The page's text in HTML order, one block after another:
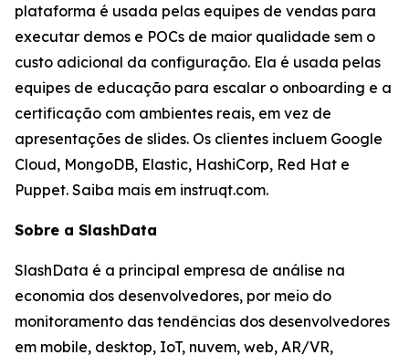
plataforma é usada pelas equipes de vendas para
executar demos e POCs de maior qualidade sem o
custo adicional da configuração. Ela é usada pelas
equipes de educação para escalar o onboarding e a
certificação com ambientes reais, em vez de
apresentações de slides. Os clientes incluem Google
Cloud, MongoDB, Elastic, HashiCorp, Red Hat e
Puppet. Saiba mais em instruqt.com.
Sobre a SlashData
SlashData é a principal empresa de análise na
economia dos desenvolvedores, por meio do
monitoramento das tendências dos desenvolvedores
em mobile, desktop, IoT, nuvem, web, AR/VR,